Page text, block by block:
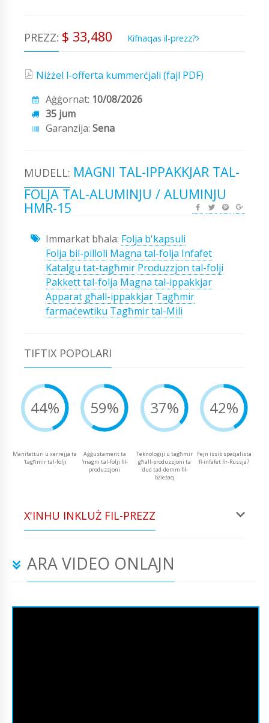
PREZZ: $ 33,480 Kifnaqas il-prezz?
Niżżel l-offerta kummerċjali (fajl PDF)
Aġġornat: 10/08/2026
35 jum
Garanzija: Sena
MUDELL: MAGNI TAL-IPPAKKJAR TAL-
FOLJA TAL-ALUMINJU / ALUMINJU
HMR-15
Immarkat bħala: Folja b'kapsuli
Folja bil-pilloli Magna tal-folja Infafet
Katalgu tat-tagħmir Produzzjon tal-folji
Pakkett tal-folja Magna tal-ippakkjar
Apparat għall-ippakkjar Tagħmir
farmaċewtiku Tagħmir tal-Mili
TIFTIX POPOLARI
44%
Manifatturi u xerrejja ta
'tagħmir tal-folji
59%
Aġġustament ta
'magni tal-folji fil-
produzzjoni
37%
Teknoloġiji u tagħmir
għall-produzzjoni ta
'dud tad-demm fil-
bżieżaq
42%
Fejn issib speċjalista
fl-infafet fir-Russja?
X'INHU INKLUŻ FIL-PREZZ
ARA VIDEO ONLAJN